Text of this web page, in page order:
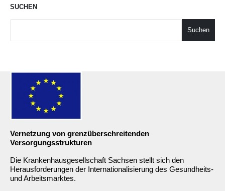
SUCHEN
Suchen
Vernetzung von grenzüberschreitenden
Versorgungsstrukturen
Die Krankenhausgesellschaft Sachsen stellt sich den
Herausforderungen der Internationalisierung des Gesundheits-
und Arbeitsmarktes.